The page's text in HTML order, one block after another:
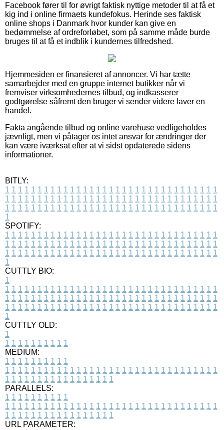
Facebook fører til for øvrigt faktisk nyttige metoder til at få et
kig ind i online firmaets kundefokus. Herinde ses faktisk
online shops i Danmark hvor kunder kan give en
bedømmelse af ordreforløbet, som på samme måde burde
bruges til at få et indblik i kundernes tilfredshed.
Hjemmesiden er finansieret af annoncer. Vi har tætte
samarbejder med en gruppe internet butikker når vi
fremviser virksomhedernes tilbud, og indkasserer
godtgørelse såfremt den bruger vi sender videre laver en
handel.
Fakta angående tilbud og online varehuse vedligeholdes
jævnligt, men vi påtager os intet ansvar for ændringer der
kan være iværksat efter at vi sidst opdaterede sidens
informationer.
BITLY:
1 1 1 1 1 1 1 1 1 1 1 1 1 1 1 1 1 1 1 1 1 1 1 1 1 1 1 1 1 1 1 1 1
1 1 1 1 1 1 1 1 1 1 1 1 1 1 1 1 1 1 1 1 1 1 1 1 1 1 1 1 1 1 1 1 1
1 1 1 1 1 1 1 1 1 1 1 1 1 1 1 1 1 1 1 1 1 1 1 1 1 1 1 1 1 1 1 1 1
1
SPOTIFY:
1 1 1 1 1 1 1 1 1 1 1 1 1 1 1 1 1 1 1 1 1 1 1 1 1 1 1 1 1 1 1 1 1
1 1 1 1 1 1 1 1 1 1 1 1 1 1 1 1 1 1 1 1 1 1 1 1 1 1 1 1 1 1 1 1 1
1 1 1 1 1 1 1 1 1 1 1 1 1 1 1 1 1 1 1 1 1 1 1 1 1 1 1 1 1 1 1 1 1
1
CUTTLY BIO:
1
1 1 1 1 1 1 1 1 1 1 1 1 1 1 1 1 1 1 1 1 1 1 1 1 1 1 1 1 1 1 1 1 1
1 1 1 1 1 1 1 1 1 1 1 1 1 1 1 1 1 1 1 1 1 1 1 1 1 1 1 1 1 1 1 1 1
1 1 1 1 1 1 1 1 1 1 1 1 1 1 1 1 1 1 1 1 1 1 1 1 1 1 1 1 1 1 1 1 1
1
CUTTLY OLD:
1
1 1 1 1 1 1 1 1 1 1
MEDIUM:
1 1 1 1 1 1 1 1 1 1
1 1 1 1 1 1 1 1 1 1 1 1 1 1 1 1 1 1 1 1 1 1 1 1 1 1 1 1 1 1 1 1 1
1 1 1 1 1 1 1 1 1 1 1 1 1 1 1 1 1
PARALLELS:
1 1 1 1 1 1 1 1 1 1
1 1 1 1 1 1 1 1 1 1 1 1 1 1 1 1 1 1 1 1 1 1 1 1 1 1 1 1 1 1 1 1 1
1 1 1 1 1 1 1 1 1 1 1 1 1 1 1 1 1
URL PARAMETER: